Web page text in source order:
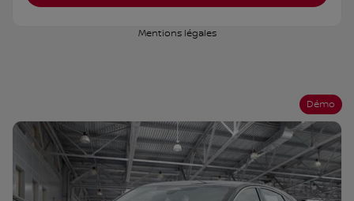
Mentions légales
Démo